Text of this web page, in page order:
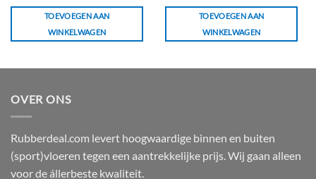
TOEVOEGEN AAN
WINKELWAGEN
TOEVOEGEN AAN
WINKELWAGEN
OVER ONS
Rubberdeal.com levert hoogwaardige binnen en buiten
(sport)vloeren tegen een aantrekkelijke prijs. Wij gaan alleen
voor de állerbeste kwaliteit.